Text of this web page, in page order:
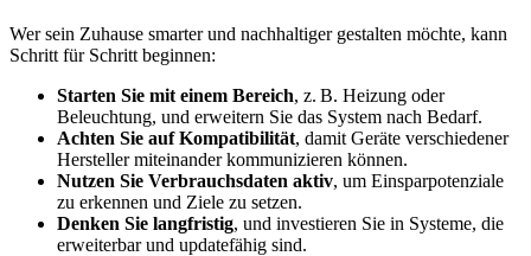
Wer sein Zuhause smarter und nachhaltiger gestalten möchte, kann
Schritt für Schritt beginnen:
Starten Sie mit einem Bereich, z. B. Heizung oder
Beleuchtung, und erweitern Sie das System nach Bedarf.
Achten Sie auf Kompatibilität, damit Geräte verschiedener
Hersteller miteinander kommunizieren können.
Nutzen Sie Verbrauchsdaten aktiv, um Einsparpotenziale
zu erkennen und Ziele zu setzen.
Denken Sie langfristig, und investieren Sie in Systeme, die
erweiterbar und updatefähig sind.